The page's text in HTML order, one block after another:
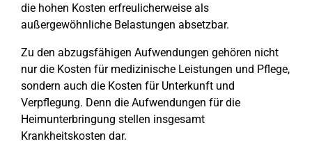
die hohen Kosten erfreulicherweise als
außergewöhnliche Belastungen absetzbar.
Zu den abzugsfähigen Aufwendungen gehören nicht
nur die Kosten für medizinische Leistungen und Pflege,
sondern auch die Kosten für Unterkunft und
Verpflegung. Denn die Aufwendungen für die
Heimunterbringung stellen insgesamt
Krankheitskosten dar.